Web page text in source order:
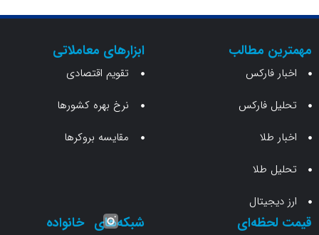
مطالب
فارکس
فارکس
ابزارهای معاملاتی
تقویم اقتصادی
نرخ بهره کشورها
مقایسه بروکرها
شبکه‌های خانواده